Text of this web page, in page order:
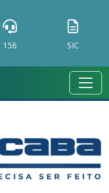
156 SIC